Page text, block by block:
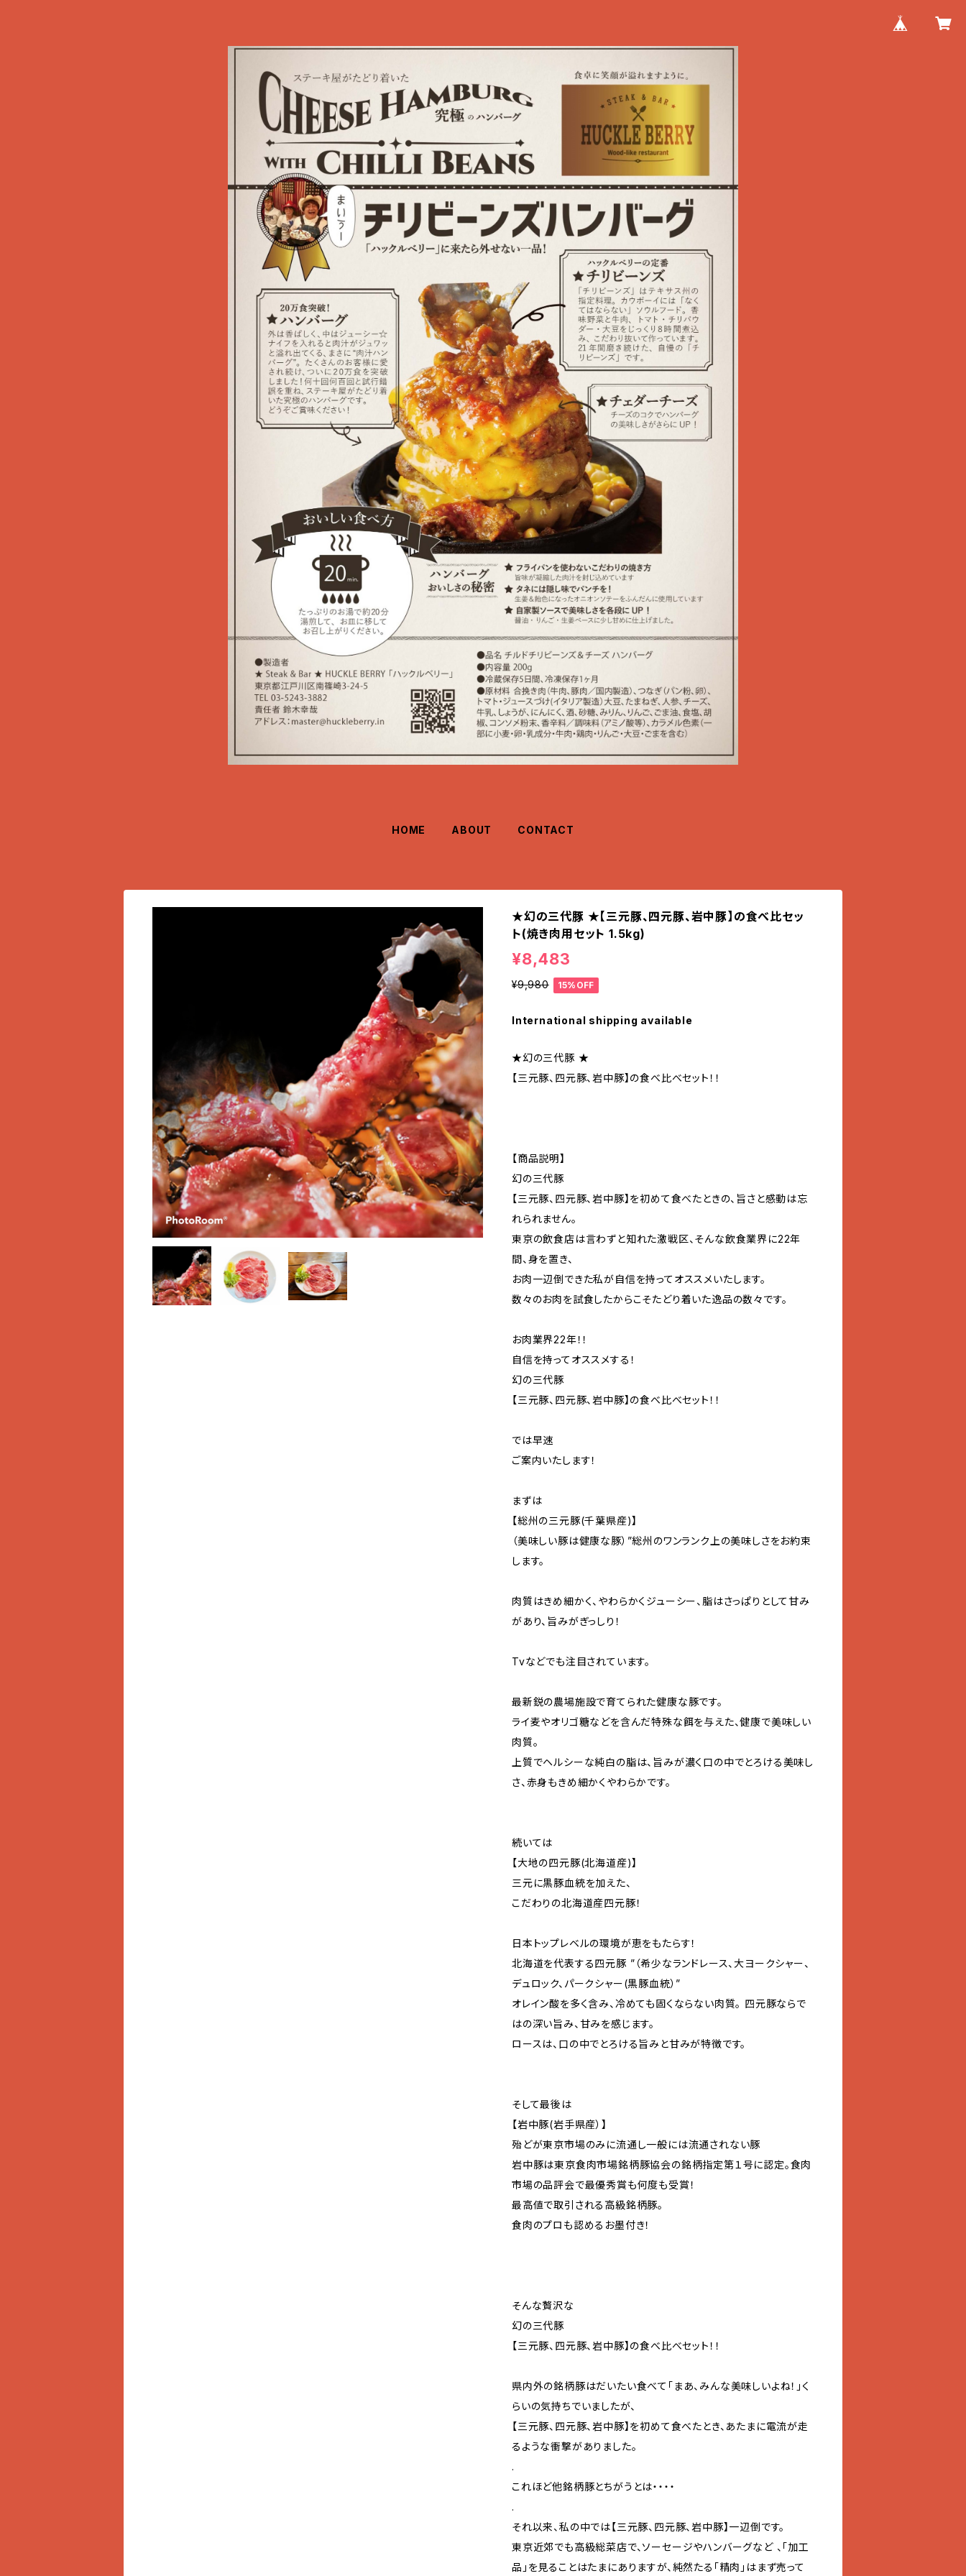
HOME ABOUT CONTACT
★幻の三代豚 ★【三元豚、四元豚、岩中豚】の食べ比セッ
ト(焼き肉用セット 1.5kg)
¥8,483
¥9,980 15%OFF
International shipping available
★幻の三代豚 ★
【三元豚、四元豚、岩中豚】の食べ比べセット！！
【商品説明】
幻の三代豚
【三元豚、四元豚、岩中豚】を初めて食べたときの、旨さと感動は忘
れられません。
東京の飲食店は言わずと知れた激戦区、そんな飲食業界に22年
間、身を置き、
お肉一辺倒できた私が自信を持ってオススメいたします。
数々のお肉を試食したからこそたどり着いた逸品の数々です。
お肉業界22年！！
自信を持ってオススメする！
幻の三代豚
【三元豚、四元豚、岩中豚】の食べ比べセット！！
では早速
ご案内いたします！
まずは
【総州の三元豚(千葉県産)】
（美味しい豚は健康な豚）”総州のワンランク上の美味しさをお約束
します。
肉質はきめ細かく、やわらかくジューシー、脂はさっぱりとして甘み
があり、旨みがぎっしり！
Tvなどでも注目されています。
最新鋭の農場施設で育てられた健康な豚です。
ライ麦やオリゴ糖などを含んだ特殊な餌を与えた、健康で美味しい
肉質。
上質でヘルシーな純白の脂は、旨みが濃く口の中でとろける美味し
さ、赤身もきめ細かくやわらかです。
続いては
【大地の四元豚(北海道産)】
三元に黒豚血統を加えた、
こだわりの北海道産四元豚！
日本トップレベルの環境が恵をもたらす！
北海道を代表する四元豚 ”（希少なランドレース、大ヨークシャー、
デュロック、パークシャー(黒豚血統）”
オレイン酸を多く含み、冷めても固くならない肉質。 四元豚ならで
はの深い旨み、甘みを感じます。
ロースは、口の中でとろける旨みと甘みが特徴です。
そして最後は
【岩中豚(岩手県産）】
殆どが東京市場のみに流通し一般には流通されない豚
岩中豚は東京食肉市場銘柄豚協会の銘柄指定第１号に認定。食肉
市場の品評会で最優秀賞も何度も受賞！
最高値で取引される高級銘柄豚。
食肉のプロも認めるお墨付き！
そんな贅沢な
幻の三代豚
【三元豚、四元豚、岩中豚】の食べ比べセット！！
県内外の銘柄豚はだいたい食べて「まあ、みんな美味しいよね！」く
らいの気持ちでいましたが、
【三元豚、四元豚、岩中豚】を初めて食べたとき、あたまに電流が走
るような衝撃がありました。
.
これほど他銘柄豚とちがうとは・・・・
.
それ以来、私の中では【三元豚、四元豚、岩中豚】一辺倒です。
東京近郊でも高級総菜店で、ソーセージやハンバーグなど 、「加工
品」を見ることはたまにありますが、純然たる「精肉」はまず売って